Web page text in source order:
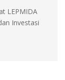
LEPMIDA
Investasi